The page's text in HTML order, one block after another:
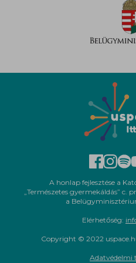
A honlap fejlesztése a
„Természetes gyermekáldás” c.
a
Elérhetőség:
Copyright © 2022
Adatvédelmi